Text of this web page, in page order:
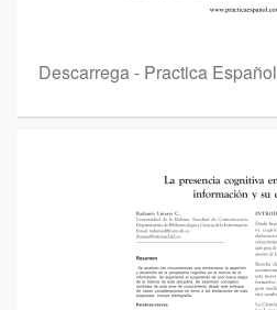
Descarrega - Practica Español